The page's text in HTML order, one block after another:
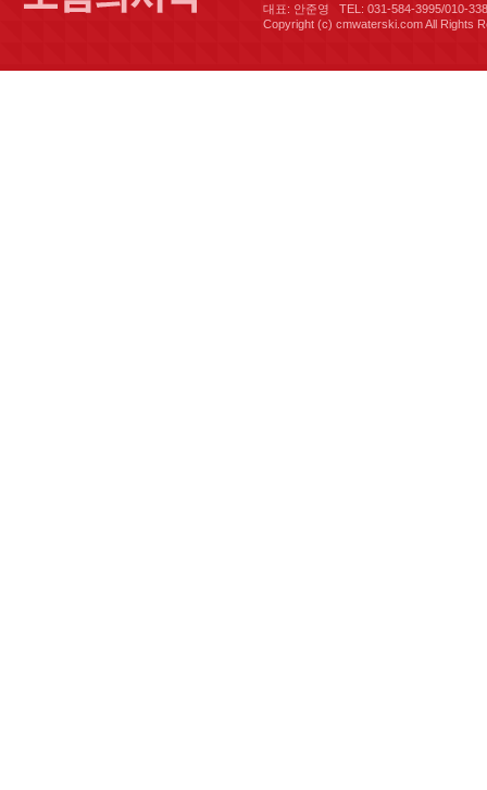
대표: 안준영 TEL: 031-584-3995/010-
Copyright (c) cmwaterski.com All Rights